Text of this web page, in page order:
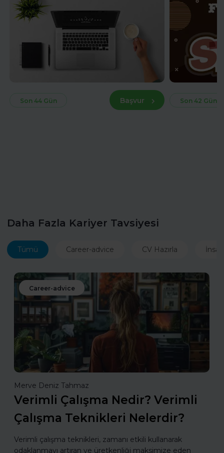
Son 44 Gün Başvur Son 42 Gün
Daha Fazla Kariyer Tavsiyesi
Tümü Career-advice CV Hazırla
Career-advice
Merve Deniz Tahmaz
Verimli Çalışma Nedir? Verimli
Çalışma Teknikleri Nelerdir?
Verimli çalışma teknikleri, zamanı etkili kullanarak
odaklanmayı artıran ve üretkenliği maksimize eden